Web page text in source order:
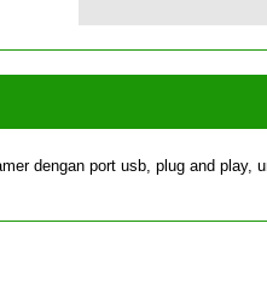
dengan port usb, plug and play,